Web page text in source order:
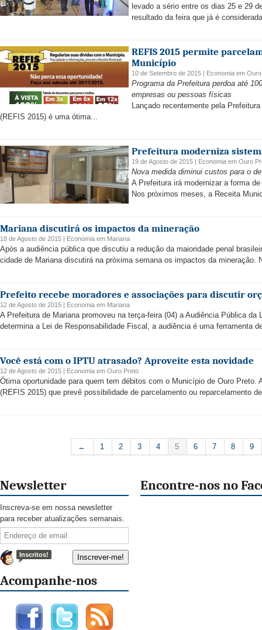
levado a sério entre os dias 25 e 29
resultado da feira que já é
REFIS 2015 permite
Município
10 de Setembro de 2015 | Economia em
Programa da Prefeitura perdoa até
empresas ou pessoas físicas
Lançado recentemente pela
(REFIS 2015) é uma ótima...
Prefeitura moderniza
19 de Agosto de 2015 | Economia em Ouro
Nova medida diminui custos para o
A Prefeitura irá modernizar a forma
Nos próximos meses, a Receita
Mariana discutirá os impactos da mineração
18 de Agosto de 2015 | Economia em Mariana
Após a audiência pública que discutiu a redução da maioridade penal
cidade de Mariana discutirá na próxima semana os impactos da mineração.
Prefeito recebe moradores e associações para discutir
12 de Agosto de 2015 | Economia em Mariana
A Prefeitura de Mariana promoveu na terça-feira (04) a Audiência Pública
determina a Lei de Responsabilidade Fiscal, a audiência é uma ferramenta
Você está com o IPTU atrasado? Aproveite esta novidade
12 de Agosto de 2015 | Economia em Ouro Preto
Ótima oportunidade para quem tem débitos com o Município de Ouro Preto.
(REFIS 2015) que prevê possibilidade de parcelamento ou reparcelamento
← 1 2 3 4 5 6 7 8 9
Newsletter
Inscreva-se em nossa newsletter
para receber atualizações semanais.
Inscritos!
Acompanhe-nos
Encontre-nos no